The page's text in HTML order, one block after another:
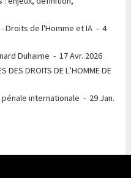
Droits de l'Homme et IA- 4
Duhaime - 17 Avr. 2026
DES DROITS DE L’HOMME DE
internationale - 29 Jan.